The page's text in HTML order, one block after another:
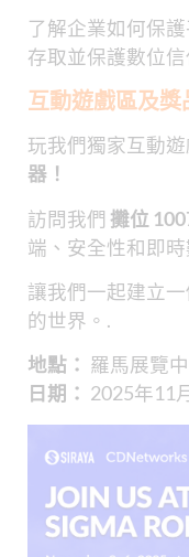
了解企業如何保
存取並保護數位信
互動遊戲區及獎
玩我們獨家互動
器！
訪問我們 攤位
端、安全性和即
讓我們一起建立
的世界。.
地點： 羅馬展覽
日期： 2025年11